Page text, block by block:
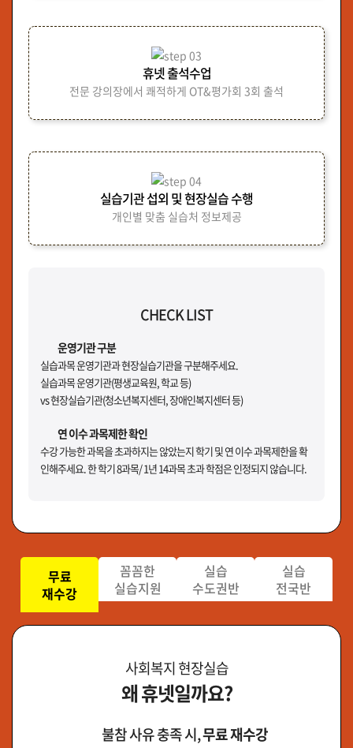
휴넷 출석수업
전문 강의장에서 쾌적하게 OT&평가회 3회 출석
실습기관 섭외 및 현장실습 수행
개인별 맞춤 실습처 정보제공
CHECK LIST
운영기관 구분
실습과목 운영기관과 현장실습기관을 구분해주세요.
실습과목 운영기관(평생교육원, 학교 등)
vs 현장실습기관(청소년복지센터, 장애인복지센터 등)
연 이수 과목제한 확인
수강 가능한 과목을 초과하지는 않았는지 학기 및 연 이수 과목제한을 확
인해주세요. 한 학기 8과목/ 1년 14과목 초과 학점은 인정되지 않습니다.
무료
재수강
꼼꼼한
실습지원
실습
수도권반
실습
전국반
사회복지 현장실습
왜 휴넷일까요?
불참 사유 충족 시,무료 재수강